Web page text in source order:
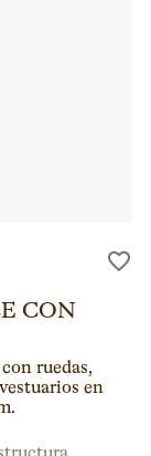
CON
ruedas,
en